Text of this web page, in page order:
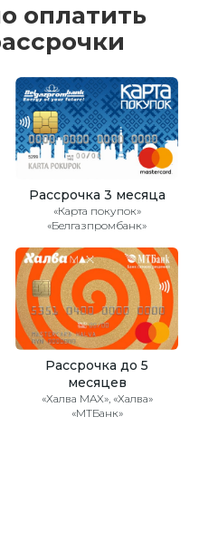
оплатить
Рассрочка 3 месяца
«Карта покупок»
«Белгазпромбанк»
Рассрочка до 5
месяцев
«Халва MAX», «Халва»
«МТБанк»